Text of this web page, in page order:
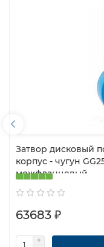
Затвор дисковый
корпус - чугун
межфланцевый
63683 ₽